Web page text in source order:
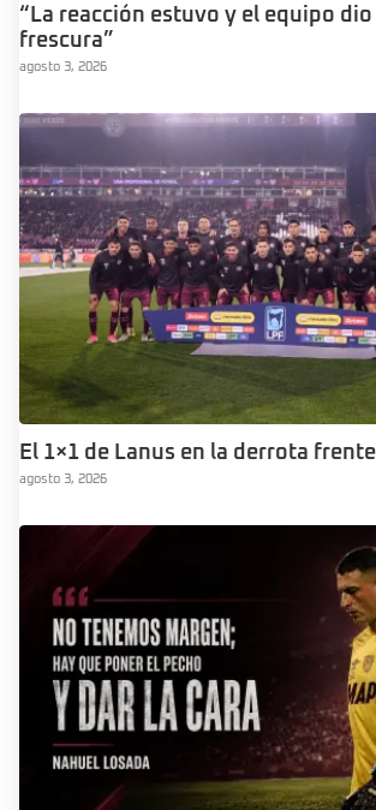
“La reacción estuvo y el equipo
frescura”
agosto 3, 2026
El 1×1 de Lanus en la derrota
agosto 3, 2026